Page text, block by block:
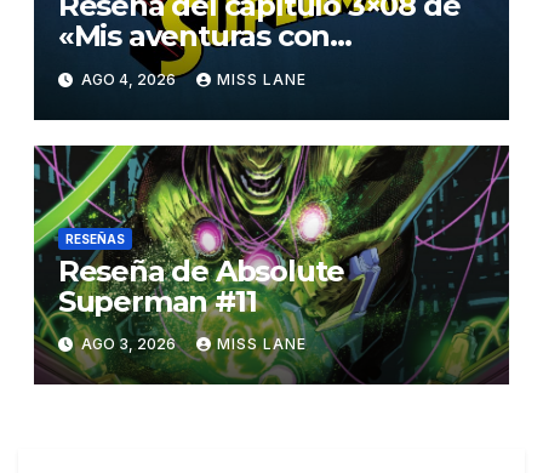
«Mis aventuras con
Superman»
AGO 4, 2026 MISS LANE
RESEÑAS
Reseña de Absolute
Superman #11
AGO 3, 2026 MISS LANE